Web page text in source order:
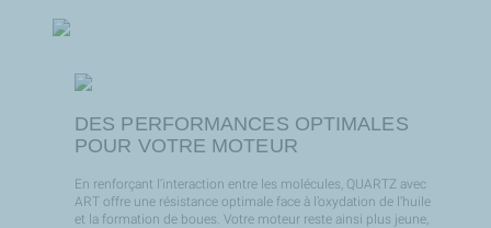
DES PERFORMANCES OPTIMALES
POUR VOTRE MOTEUR
En renforçant l’interaction entre les molécules, QUARTZ avec
ART offre une résistance optimale face à l’oxydation de l’huile
et la formation de boues. Votre moteur reste ainsi plus jeune,